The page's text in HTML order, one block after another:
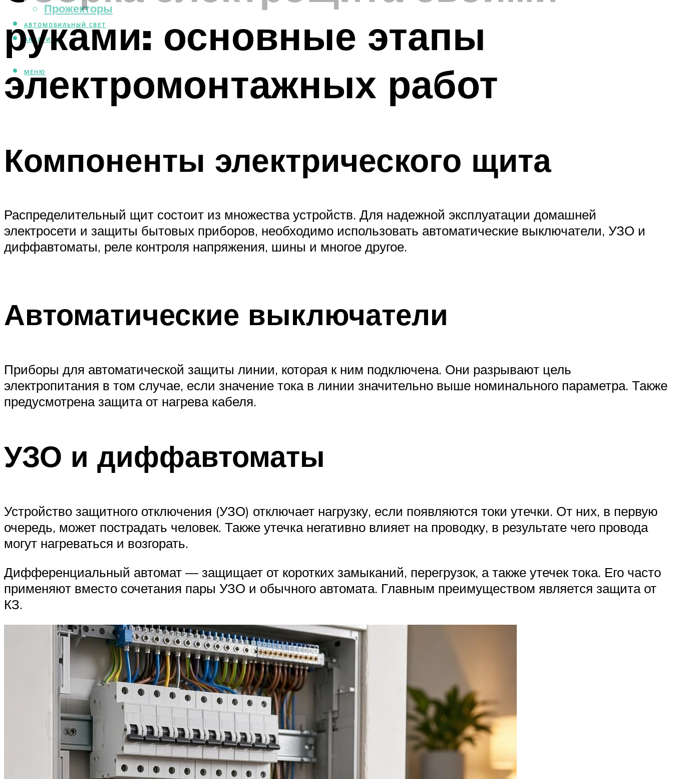
Прожекторы
АВТОМОБИЛЬНЫЙ СВЕТ
АКВАРИУМ
МЕНЮ
руками: основные этапы
электромонтажных работ
Компоненты электрического щита
Распределительный щит состоит из множества устройств. Для надежной эксплуатации домашней
электросети и защиты бытовых приборов, необходимо использовать автоматические выключатели, УЗО и
диффавтоматы, реле контроля напряжения, шины и многое другое.
Автоматические выключатели
Приборы для автоматической защиты линии, которая к ним подключена. Они разрывают цель
электропитания в том случае, если значение тока в линии значительно выше номинального параметра. Также
предусмотрена защита от нагрева кабеля.
УЗО и диффавтоматы
Устройство защитного отключения (УЗО) отключает нагрузку, если появляются токи утечки. От них, в первую
очередь, может пострадать человек. Также утечка негативно влияет на проводку, в результате чего провода
могут нагреваться и возгорать.
Дифференциальный автомат — защищает от коротких замыканий, перегрузок, а также утечек тока. Его часто
применяют вместо сочетания пары УЗО и обычного автомата. Главным преимуществом является защита от
КЗ.